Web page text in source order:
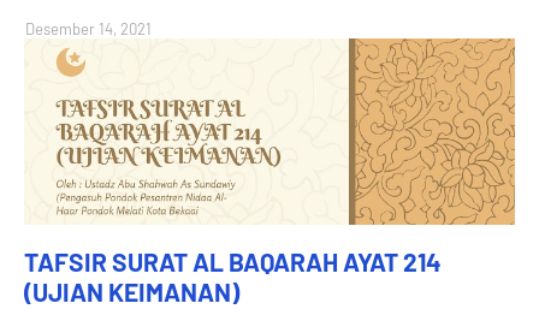
Desember 14, 2021
TAFSIR SURAT AL BAQARAH AYAT 214
(UJIAN KEIMANAN)